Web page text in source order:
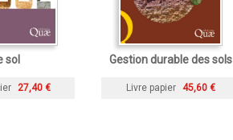
sol
27,40 €
Gestion durable des sols
Livre papier 45,60 €